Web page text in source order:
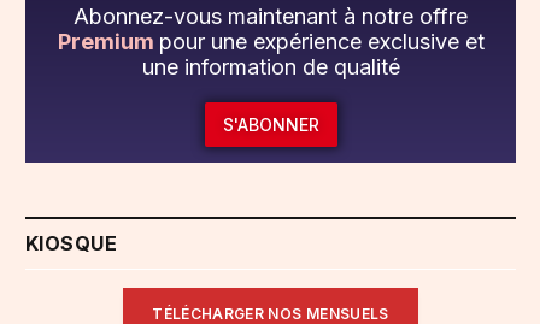
Abonnez-vous maintenant à notre offre
Premium pour une expérience exclusive et
une information de qualité
S'ABONNER
KIOSQUE
TÉLÉCHARGER NOS MENSUELS